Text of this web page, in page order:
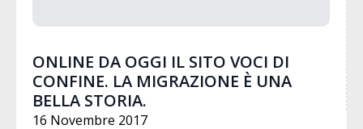
ONLINE DA OGGI IL SITO VOCI DI
CONFINE. LA MIGRAZIONE È UNA
BELLA STORIA.
16 Novembre 2017